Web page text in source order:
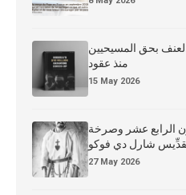
بحق المسيحيين
منذ عقود
15 May 2026
الرابع عشر وصرخة
شارل دي فوكو
27 May 2026